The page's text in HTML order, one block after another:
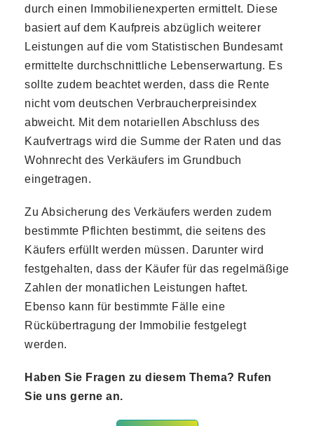
durch einen Immobilienexperten ermittelt. Diese
basiert auf dem Kaufpreis abzüglich weiterer
Leistungen auf die vom Statistischen Bundesamt
ermittelte durchschnittliche Lebenserwartung. Es
sollte zudem beachtet werden, dass die Rente
nicht vom deutschen Verbraucherpreisindex
abweicht. Mit dem notariellen Abschluss des
Kaufvertrags wird die Summe der Raten und das
Wohnrecht des Verkäufers im Grundbuch
eingetragen.
Zu Absicherung des Verkäufers werden zudem
bestimmte Pflichten bestimmt, die seitens des
Käufers erfüllt werden müssen. Darunter wird
festgehalten, dass der Käufer für das regelmäßige
Zahlen der monatlichen Leistungen haftet.
Ebenso kann für bestimmte Fälle eine
Rückübertragung der Immobilie festgelegt
werden.
Haben Sie Fragen zu diesem Thema? Rufen
Sie uns gerne an.